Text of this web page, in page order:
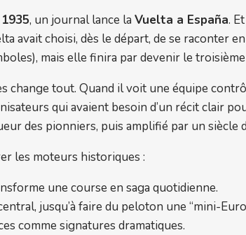
1935, un journal lance la Vuelta a España.
avait choisi, dès le départ, de se raconter
mais elle finira par devenir le
change tout. Quand il voit une équipe
qui avaient besoin d’un récit clair
des pionniers, puis amplifié par un siècle
les moteurs historiques :
une course en saga quotidienne.
jusqu’à faire du peloton une “mini-
comme signatures dramatiques.